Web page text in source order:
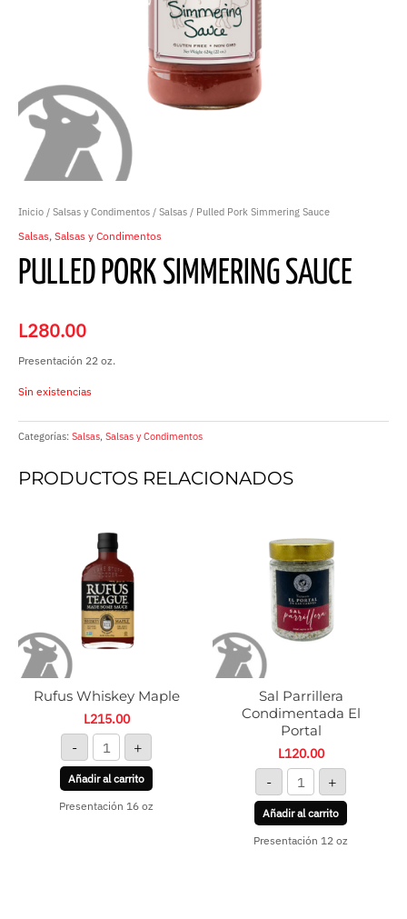
Inicio / Salsas y Condimentos / Salsas / Pulled Pork Simmering Sauce
Salsas, Salsas y Condimentos
PULLED PORK SIMMERING SAUCE
L280.00
Presentación 22 oz.
Sin existencias
Categorías: Salsas, Salsas y Condimentos
PRODUCTOS RELACIONADOS
Rufus Whiskey Maple
L215.00
-
cantidad
+
Añadir al carrito
Presentación 16 oz
Sal Parrillera
Condimentada El
Portal
L120.00
-
El
Portal
cantidad
+
Añadir al carrito
Presentación 12 oz